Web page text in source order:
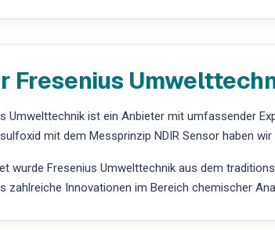
Fresenius
Umwelttechnik ist ein Anbieter mit umfassender
mit dem Messprinzip NDIR Sensor haben wir
wurde Fresenius Umwelttechnik aus dem
zahlreiche Innovationen im Bereich chemischer